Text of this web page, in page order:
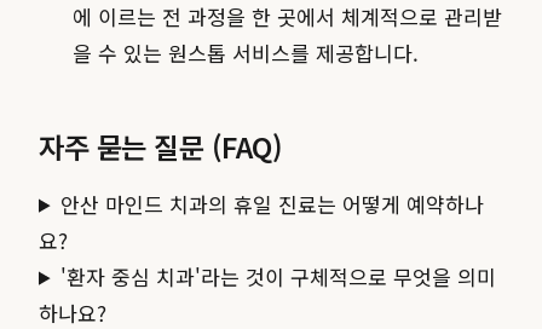
에 이르는 전 과정을 한 곳에서 체계적으로 관리받
을 수 있는 원스톱 서비스를 제공합니다.
자주 묻는 질문 (FAQ)
안산 마인드 치과의 휴일 진료는 어떻게 예약하나
요?
'환자 중심 치과'라는 것이 구체적으로 무엇을 의미
하나요?